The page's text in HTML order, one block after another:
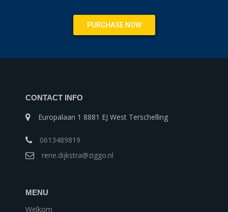
PURCHASE NOW
CONTACT INFO
Europalaan 1 8881 EJ West Terschelling
0613489819
rene.dijkstra@ziggo.nl
MENU
Welkom